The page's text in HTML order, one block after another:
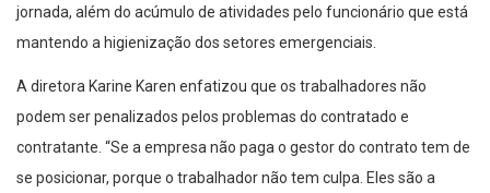
jornada, além do acúmulo de atividades pelo funcionário que está
mantendo a higienização dos setores emergenciais.
A diretora Karine Karen enfatizou que os trabalhadores não
podem ser penalizados pelos problemas do contratado e
contratante. “Se a empresa não paga o gestor do contrato tem de
se posicionar, porque o trabalhador não tem culpa. Eles são a